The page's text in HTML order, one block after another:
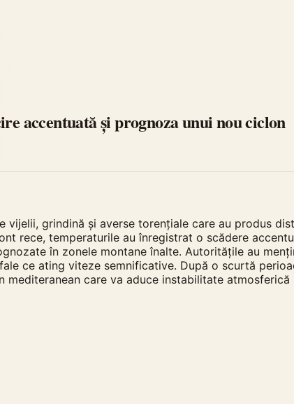
accentuată și prognoza unui nou ciclon
grindină și averse torențiale care au produs
rece, temperaturile au înregistrat o scădere
în zonele montane înalte. Autoritățile au
ce ating viteze semnificative. După o scurtă
care va aduce instabilitate